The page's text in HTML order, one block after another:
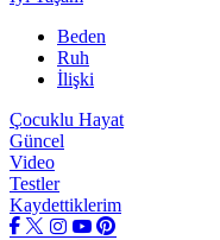
Beden
Ruh
İlişki
Çocuklu Hayat
Güncel
Video
Testler
Kaydettiklerim